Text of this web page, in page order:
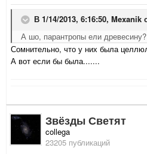
В 1/14/2013, 6:16:50, Mexanik
А шо, парантропы ели древесину?
Сомнительно, что у них была
А вот если бы была.......
Звёзды Светят
collega
23205 публикаций